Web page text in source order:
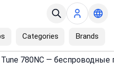
Categories Brands